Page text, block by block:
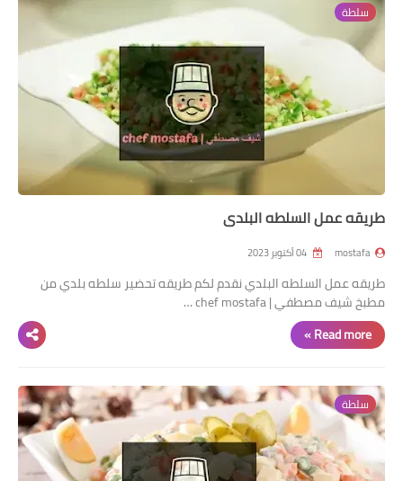
سلطة
طريقه عمل السلطه البلدي
mostafa
طريقه عمل السلطه البلدي نقدم لكم طريقه تحضير سلطه بلدي من
مطبخ شيف مصطفي | chef mostafa …
Read more »
سلطة